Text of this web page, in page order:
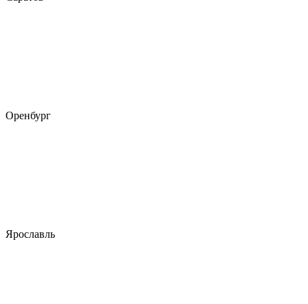
Оренбург
Ярославль